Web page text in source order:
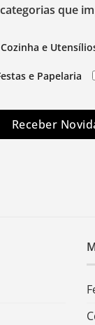
que
Cozinha e
e Papelaria
Receber